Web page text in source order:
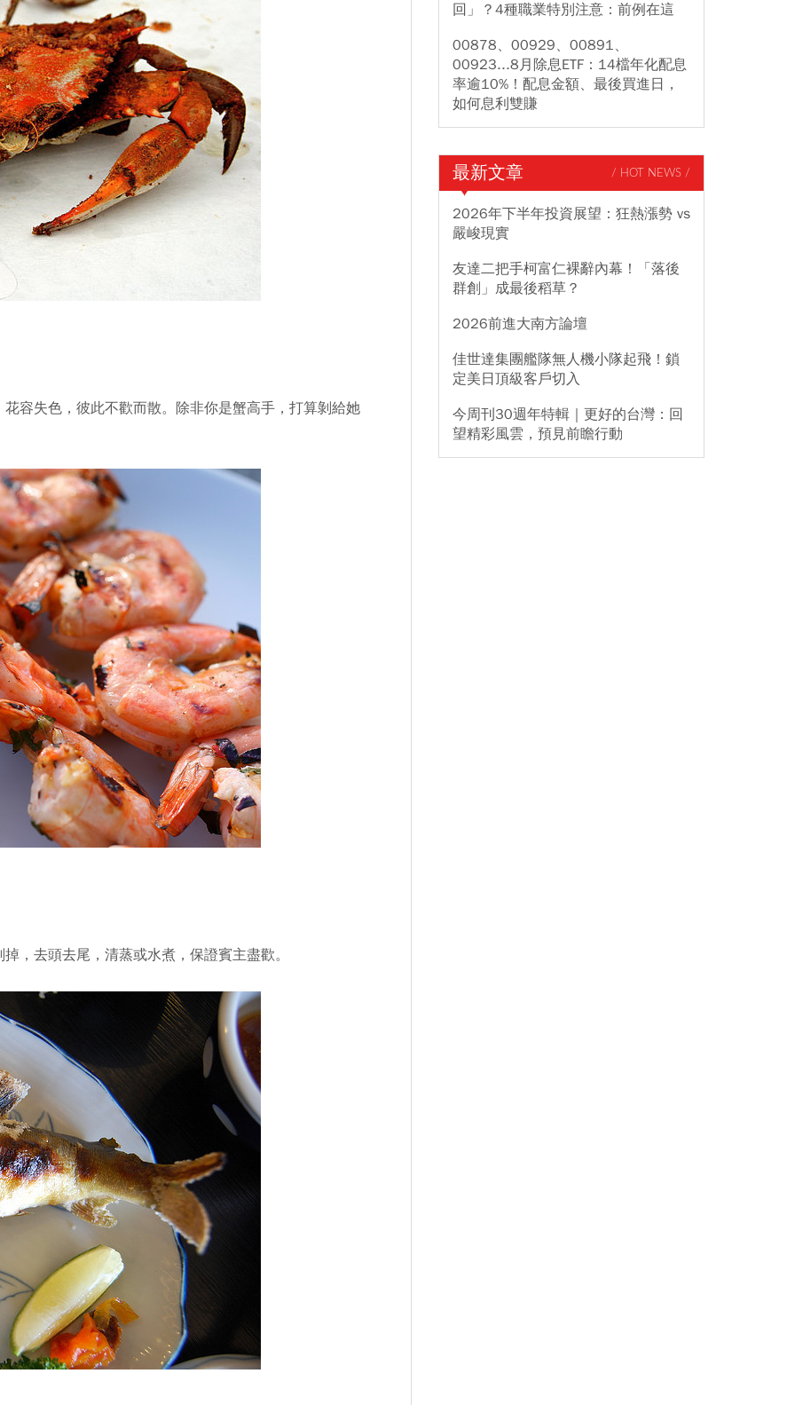
容失色，彼此不歡而散。除非你是蟹高手，打算剝給她
，去頭去尾，清蒸或水煮，保證賓主盡歡。
回」？4種職業特別注意：前例在這
00878、00929、00891、
00923...8月除息ETF：14檔年化配息
率逾10%！配息金額、最後買進日，
如何息利雙賺
最新文章 / HOT NEWS /
2026年下半年投資展望：狂熱漲勢 vs
嚴峻現實
友達二把手柯富仁裸辭內幕！「落後
群創」成最後稻草？
2026前進大南方論壇
佳世達集團艦隊無人機小隊起飛！鎖
定美日頂級客戶切入
今周刊30週年特輯｜更好的台灣：回
望精彩風雲，預見前瞻行動